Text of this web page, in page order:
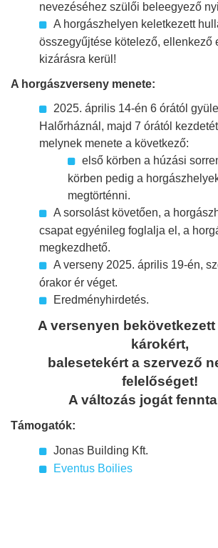
nevezéséhez szülői beleegyező
A horgászhelyen keletkezett
összegyűjtése kötelező, ellenkező
kizárásra kerül!
A horgászverseny menete:
2025. április 14-én 6 órától
Halőrháznál, majd 7 órától
melynek menete a következő:
első körben a húzási
körben pedig a
megtörténni.
A sorsolást követően, a
csapat egyénileg foglalja el, a
megkezdhető.
A verseny 2025. április 19-én,
órakor ér véget.
Eredményhirdetés.
A versenyen
károkért,
balesetekért a szervező
felelőséget!
A változás jogát
Támogatók:
Jonas Building Kft.
Eventus Boilies